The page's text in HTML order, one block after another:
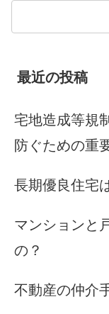
最近の投稿
宅地造成等規
防ぐための重
長期優良住宅
マンションと
の？
不動産の仲介